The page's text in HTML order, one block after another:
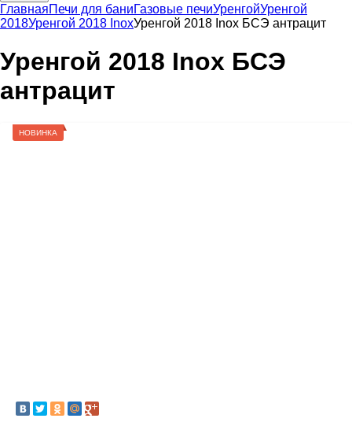
ГлавнаяПечи для баниГазовые печиУренгойУренгой
2018Уренгой 2018 InoxУренгой 2018 Inox БСЭ антрацит
Уренгой 2018 Inox БСЭ
антрацит
НОВИНКА